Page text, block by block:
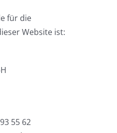
für die
Website ist:
55 62